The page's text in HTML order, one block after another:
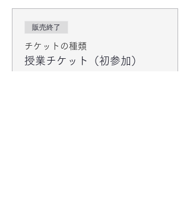
販売終了
チケットの種類
授業チケット（初参加）